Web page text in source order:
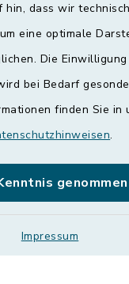
hin, dass wir
eine optimale
Die
bei Bedarf
finden Sie in
.
genommen
Impressum
Kontakt
Datenschutz
Sprache
Sitemap